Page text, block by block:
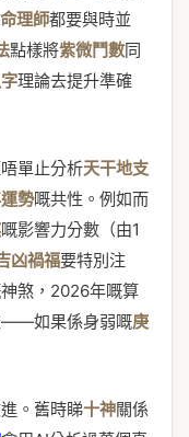
命理師都要與時並
點樣將紫微鬥數同
理論去提升準確
單止分析天干地支
勢嘅共性。例如而
嘅影響力分數（由1
凶禍福要特別注
煞，2026年嘅算
——如果係身弱嘅庚
。舊時睇十神關係